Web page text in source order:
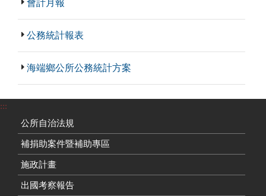
會計月報
公務統計報表
海端鄉公所公務統計方案
:::
公所自治法規
補捐助案件暨補助專區
施政計畫
出國考察報告